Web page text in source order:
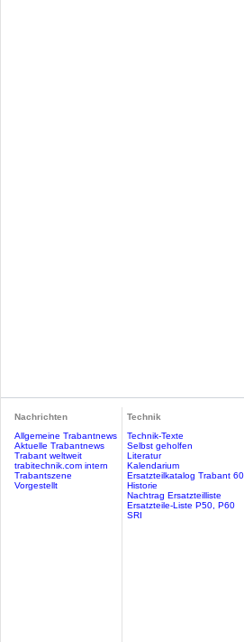
Nachrichten
Allgemeine Trabantnews
Aktuelle Trabantnews
Trabant weltweit
trabitechnik.com intern
Trabantszene
Vorgestellt
Technik
Technik-Texte
Selbst geholfen
Literatur
Kalendarium
Ersatzteilkatalog Trabant
Historie
Nachtrag Ersatzteilliste
Ersatzteile-Liste P50, P60
SRI